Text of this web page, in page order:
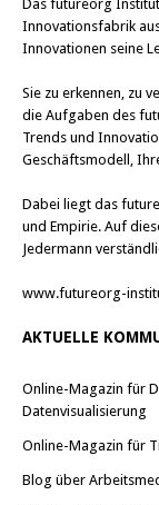
Das futureorg Institut
Innovationsfabrik
Innovationen seine
Sie zu erkennen, zu
die Aufgaben des
Trends und
Geschäftsmodell,
Dabei liegt das
und Empirie. Auf
Jedermann
www.futureorg-
AKTUELLE
Online-Magazin für
Datenvisualisierung
Online-Magazin für
Blog über